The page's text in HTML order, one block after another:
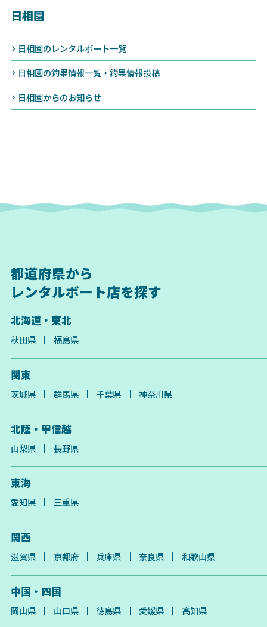
日相園
日相園のレンタルボート一覧
日相園の釣果情報一覧・釣果情報投稿
日相園からのお知らせ
都道府県から
レンタルボート店を探す
北海道・東北
秋田県 福島県
関東
茨城県 群馬県 千葉県 神奈川県
北陸・甲信越
山梨県 長野県
東海
愛知県 三重県
関西
滋賀県 京都府 兵庫県 奈良県 和歌山県
中国・四国
岡山県 山口県 徳島県 愛媛県 高知県